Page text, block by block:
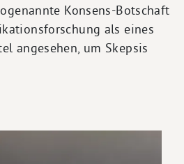
Konsens-Botschaft
als eines
angesehen, um Skepsis